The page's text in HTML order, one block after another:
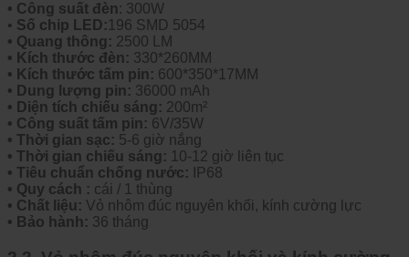
• Công suất đèn: 300W
• Số chip LED:196 SMD 5054
• Quang thông: 2500 LM
• Kích thước đèn: 330*260MM
• Kích thước tấm pin: 600*350*17MM
• Dung lượng pin: 36000 mAh
• Diện tích chiếu sáng: 200m²
• Công suất tấm pin: 6V/35W
• Thời gian sạc: 5-6 giờ nắng
• Thời gian chiếu sáng: 10-12 giờ liên tục
• Tiêu chuẩn chống nước: IP68
• Quy cách : cái / 1 thùng
• Chất liệu: Vỏ nhôm đúc nguyên khối, kính cường lực
• Bảo hành: 36 tháng